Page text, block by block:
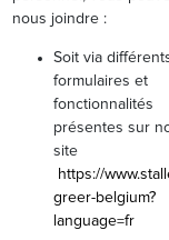
nous joindre :
Soit via
formulaires et
fonctionnalités
présentes sur
site
https://
greer-belgium?
language=fr